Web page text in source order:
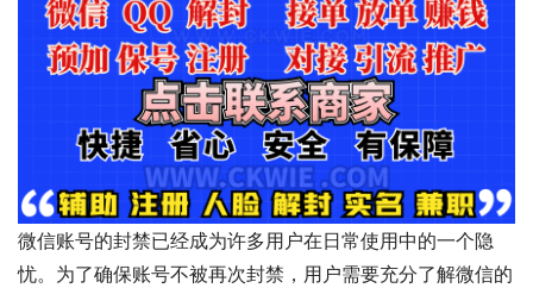
微信账号的封禁已经成为许多用户在日常使用中的一个隐
忧。为了确保账号不被再次封禁，用户需要充分了解微信的